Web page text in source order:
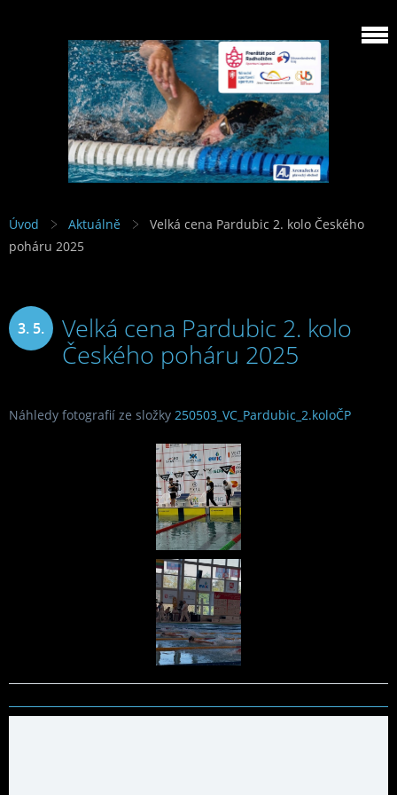
Úvod Aktuálně
Velká cena Pardubic 2. kolo Českého
poháru 2025
3. 5.
Velká cena Pardubic 2. kolo
Českého poháru 2025
Náhledy fotografií ze složky 250503_VC_Pardubic_2.koloČP